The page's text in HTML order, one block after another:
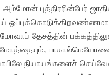
புத்திரரின்பேர்
மோவாப் தேசத்தின்
நியாயங்களைச்